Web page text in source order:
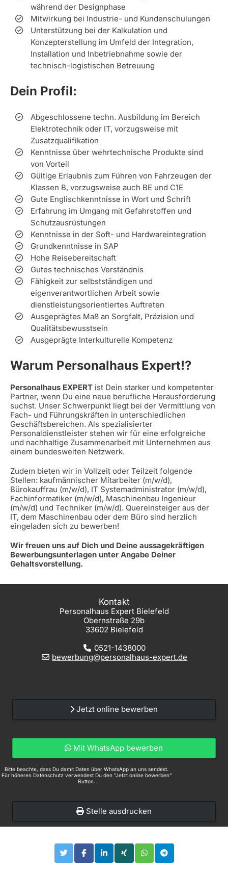
während der Designphase
Mitwirkung bei Industrie- und Kundenschulungen
Unterstützung bei der Kalkulation und
Konzepterstellung im Umfeld der Integration,
Installation und Inbetriebnahme sowie der
technisch-logistischen Betreuung
Dein Profil:
Abgeschlossene techn. Ausbildung im Bereich
Elektrotechnik oder IT, vorzugsweise mit
Zusatzqualifikation
Kenntnisse über wehrtechnische Produkte sind
von Vorteil
Gültige Erlaubnis zum Führen von Fahrzeugen der
Klassen B, vorzugsweise auch BE und C1E
Gute Englischkenntnisse in Wort und Schrift
Erfahrung im Umgang mit Gefahrstoffen und
Schutzausrüstungen
Kenntnisse in der Soft- und Hardwareintegration
Grundkenntnisse in SAP
Hohe Reisebereitschaft
Gutes technisches Verständnis
Fähigkeit zur selbstständigen und
eigenverantwortlichen Arbeit sowie
dienstleistungsorientiertes Auftreten
Ausgeprägtes Maß an Sorgfalt, Präzision und
Qualitätsbewusstsein
Ausgeprägte Interkulturelle Kompetenz
Warum Personalhaus Expert!?
Personalhaus EXPERT ist Dein starker und kompetenter
Partner, wenn Du eine neue berufliche Herausforderung
suchst. Unser Schwerpunkt liegt bei der Vermittlung von
Fach- und Führungskräften in unterschiedlichen
Geschäftsbereichen. Als spezialisierter
Personaldienstleister stehen wir für eine erfolgreiche
und nachhaltige Zusammenarbeit mit Unternehmen aus
einem bundesweiten Netzwerk.
Zudem bieten wir in Vollzeit oder Teilzeit folgende
Stellen: kaufmännischer Mitarbeiter (m/w/d),
Bürokauffrau (m/w/d), IT Systemadministrator (m/w/d),
Fachinformatiker (m/w/d), Maschinenbau Ingenieur
(m/w/d) und Techniker (m/w/d). Quereinsteiger aus der
IT, dem Maschinenbau oder dem Büro sind herzlich
eingeladen sich zu bewerben!
Wir freuen uns auf Dich und Deine aussagekräftigen
Bewerbungsunterlagen unter Angabe Deiner
Gehaltsvorstellung.
Kontakt
Personalhaus Expert Bielefeld
Obernstraße 29b
33602 Bielefeld
0521-1438000
bewerbung@personalhaus-expert.de
Jetzt online bewerben
Mit WhatsApp bewerben
Bitte beachte, dass Du damit Daten über WhatsApp an uns sendest.
Für höheren Datenschutz verwendest Du den "Jetzt online bewerben"
Button.
Stelle ausdrucken